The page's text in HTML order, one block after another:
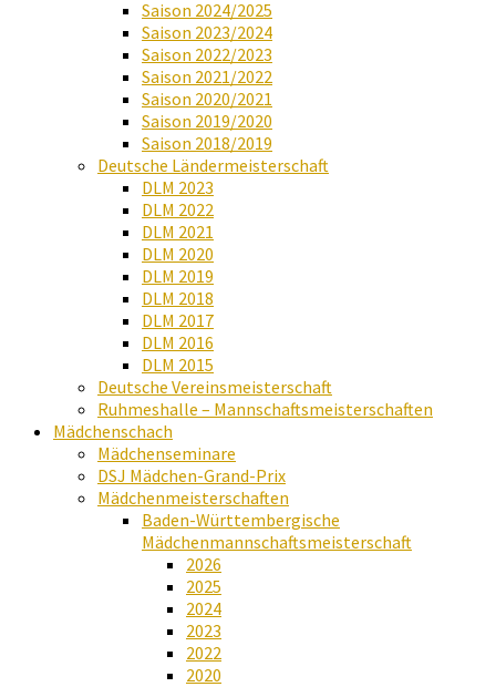
Saison 2024/2025
Saison 2023/2024
Saison 2022/2023
Saison 2021/2022
Saison 2020/2021
Saison 2019/2020
Saison 2018/2019
Deutsche Ländermeisterschaft
DLM 2023
DLM 2022
DLM 2021
DLM 2020
DLM 2019
DLM 2018
DLM 2017
DLM 2016
DLM 2015
Deutsche Vereinsmeisterschaft
Ruhmeshalle – Mannschaftsmeisterschaften
Mädchenschach
Mädchenseminare
DSJ Mädchen-Grand-Prix
Mädchenmeisterschaften
Baden-Württembergische
Mädchenmannschaftsmeisterschaft
2026
2025
2024
2023
2022
2020